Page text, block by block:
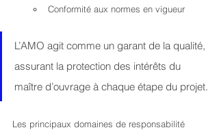
Conformité aux normes en vigueur
L’AMO agit comme un garant de la qualité,
assurant la protection des intérêts du
maître d’ouvrage à chaque étape du projet.
Les principaux domaines de responsabilité